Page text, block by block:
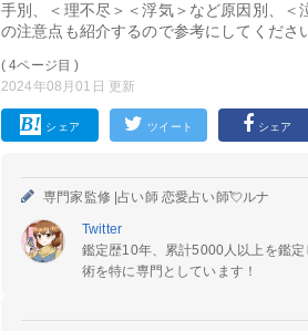
手別、＜理不尽＞＜浮気＞など原因別、
の注意点も紹介するので参考にしてくださ
( 4ページ目 )
2024年08月01日 更新
シェア ツイート シェア
専門家監修 |占い師 恋愛占い師💘ルナ
Twitter
鑑定歴10年、累計5000人以上を鑑
術を特に専門としています！